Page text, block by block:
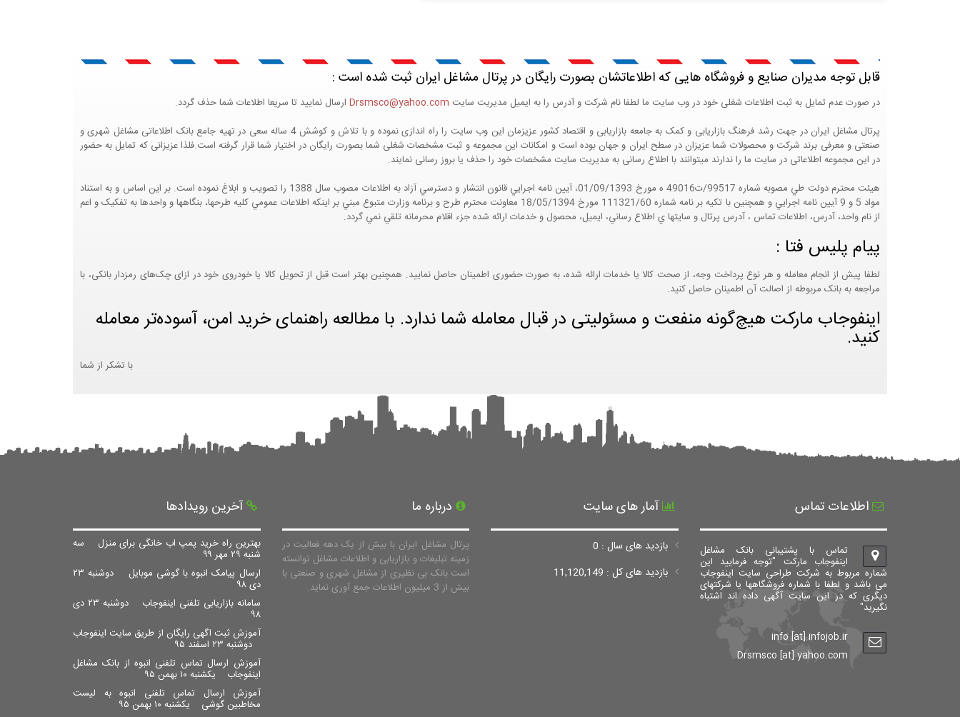
قابل توجه مدیران صنایع و فروشگاه هایی که اطلاعاتشان بصورت رایگان در پرتال مشاغل ایران ثبت شده است :
در صورت عدم تمایل به ثبت اطلاعات شغلی خود در وب سایت ما لطفا نام شرکت و آدرس را به ایمیل مدیریت سایت Drsmsco@yahoo.com ارسال نمایید تا سریعا اطلاعات شما حذف گردد.
پرتال مشاغل ایران در جهت رشد فرهنگ بازاریابی و کمک به جامعه بازاریابی و اقتصاد کشور عزیزمان این وب سایت را راه اندازی نموده و با تلاش و کوشش 4 ساله سعی در تهیه جامع بانک اطلاعاتی مشاغل شهری و
صنعتی و معرفی برند شرکت و محصولات شما عزیزان در سطح ایران و جهان بوده است و امکانات این مجموعه و ثبت مشخصات شغلی شما بصورت رایگان در اختیار شما قرار گرفته است.فلذا عزیزانی که تمایل به حضور
در این مجموعه اطلاعاتی در سایت ما را ندارند میتوانند با اطلاع رسانی به مدیریت سایت مشخصات خود را حذف یا بروز رسانی نمایند.
هيئت محترم دولت طي مصوبه شماره 99517/ت49016 ه مورخ 01/09/1393، آيين نامه اجرايي قانون انتشار و دسترسي آزاد به اطلاعات مصوب سال 1388 را تصويب و ابلاغ نموده است. بر اين اساس و به استناد
مواد 5 و 9 آيين نامه اجرايي و همچنين با تکيه بر نامه شماره 111321/60 مورخ 18/05/1394 معاونت محترم طرح و برنامه وزارت متبوع مبني بر اينکه اطلاعات عمومي کليه طرحها، بنگاهها و واحدها به تفکيک و اعم
از نام واحد، آدرس، اطلاعات تماس ، آدرس پرتال و سايتها ي اطلاع رساني، ايميل، محصول و خدمات ارائه شده جزء اقلام محرمانه تلقي نمي گردد.
پیام پلیس فتا :
لطفا پیش از انجام معامله و هر نوع پرداخت وجه، از صحت کالا یا خدمات ارائه شده، به صورت حضوری اطمینان حاصل نمایید. همچنین بهتر است قبل از تحویل کالا یا خودروی خود در ازای چک‌های رمزدار بانکی، با
مراجعه به بانک مربوطه از اصالت آن اطمینان حاصل کنید.
اینفوجاب مارکت هیچ‌گونه منفعت و مسئولیتی در قبال معامله شما ندارد. با مطالعه راهنمای خرید امن، آسوده‌تر معامله
کنید.
با تشکر از شما
اطلاعات تماس
تماس با پشتیبانی بانک مشاغل
اینفوجاب مارکت "توجه فرمایید این
شماره مربوط به شرکت طراحی سایت اینفوجاب
می باشد و لطفا با شماره فروشگاهها یا شرکتهای
دیگری که در این سایت آگهی داده اند اشتباه
نگیرید"
info [at] infojob.ir
Drsmsco [at] yahoo.com
آمار های سایت
بازدید های سال : 0
بازدید های کل : 11,120,149
درباره ما
پرتال مشاغل ایران با بیش از یک دهه فعالیت در
زمینه تبلیغات و بازاریابی و اطلاعات مشاغل توانسته
است بانک بی نظیری از مشاغل شهری و صنعتی با
بیش از 3 میلیون اطلاعات جمع آوری نماید.
آخرین رویدادها
بهترین راه خرید پمپ اب خانگی برای منزل سه
شنبه ۲۹ مهر ۹۹
ارسال پیامک انبوه با گوشی موبایل
دوشنبه ۲۳
دی ۹۸
سامانه بازاریابی تلفنی اینفوجاب
دوشنبه ۲۳ دی
۹۸
آموزش ثبت اگهی رایگان از طریق سایت اینفوجاب
دوشنبه ۲۳ اسفند ۹۵
آموزش ارسال تماس تلفنی انبوه از بانک مشاغل
اینفوجاب یکشنبه ۱۰ بهمن ۹۵
آموزش ارسال تماس تلفنی انبوه به لیست
مخاطبین گوشی یکشنبه ۱۰ بهمن ۹۵